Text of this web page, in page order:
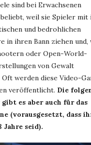
sind bei Erwachsenen
weil sie Spieler
und bedrohlichen
in ihren Bann ziehen und,
oder Open-World-
von Gewalt
werden diese Video-
veröffentlicht. Die
gibt es aber auch für das
(vorausgesetzt, dass
Jahre seid).